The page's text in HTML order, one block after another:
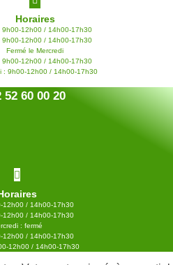
Horaires
9h00-12h00 / 14h00-17h30
9h00-12h00 / 14h00-17h30
Fermé le Mercredi
9h00-12h00 / 14h00-17h30
: 9h00-12h00 / 14h00-17h30
52 60 00 20
12h00 / 14h00-17h30
12h00 / 14h00-17h30
: fermé
12h00 / 14h00-17h30
12h00 / 14h00-17h30